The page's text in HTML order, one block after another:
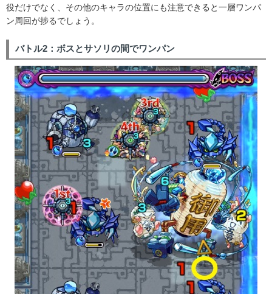
役だけでなく、その他のキャラの位置にも注意できると一層ワンパ
ン周回が捗るでしょう。
バトル2：ボスとサソリの間でワンパン